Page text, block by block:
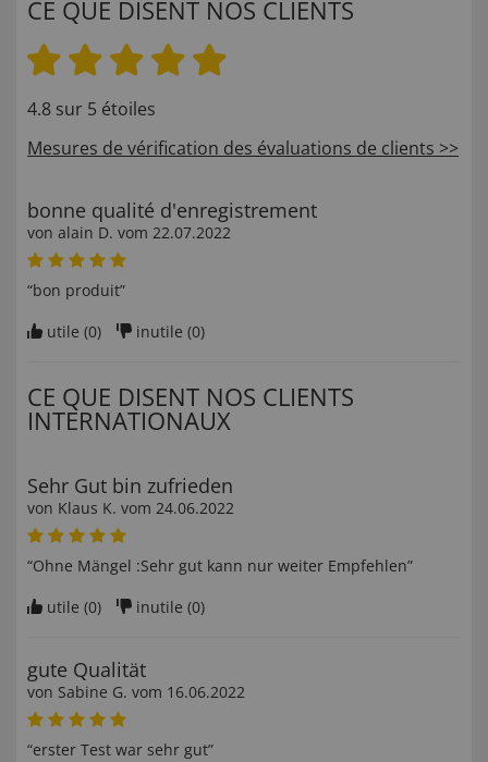
CE QUE DISENT NOS CLIENTS
4.8 sur 5 étoiles
Mesures de vérification des évaluations de clients >>
bonne qualité d'enregistrement
von alain D. vom 22.07.2022
“bon produit”
utile (0) inutile (0)
CE QUE DISENT NOS CLIENTS
INTERNATIONAUX
Sehr Gut bin zufrieden
von Klaus K. vom 24.06.2022
“Ohne Mängel :Sehr gut kann nur weiter Empfehlen”
utile (0) inutile (0)
gute Qualität
von Sabine G. vom 16.06.2022
“erster Test war sehr gut”